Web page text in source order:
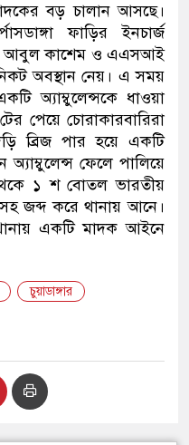
খান’
অবৈধ বিদেশি পিস্তল,
কিশোর গ্যাংয়ের চার শিশু আটক
ডাকাতির প্রস্তুতিকালে দুইজনকে
পুলিশ
বড় চালান আসছে।
ফাড়ির ইনচার্জ
আবুল কাশেম ও এএসআই
অবস্থান নেয়। এ সময়
অ্যাম্বুলেন্সকে ধাওয়া
পেয়ে চোরাকারবারিরা
ব্রিজ পার হয়ে একটি
ফেলে পালিয়ে
১ শ বোতল ভারতীয়
জব্দ করে থানায় আনে।
একটি মাদক আইনে
চুয়াডাঙ্গার